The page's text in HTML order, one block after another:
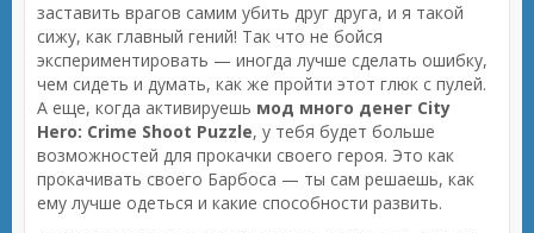
заставить врагов самим убить друг друга, и я такой
сижу, как главный гений! Так что не бойся
экспериментировать — иногда лучше сделать ошибку,
чем сидеть и думать, как же пройти этот глюк с пулей.
А еще, когда активируешь мод много денег City
Hero: Crime Shoot Puzzle, у тебя будет больше
возможностей для прокачки своего героя. Это как
прокачивать своего Барбоса — ты сам решаешь, как
ему лучше одеться и какие способности развить.